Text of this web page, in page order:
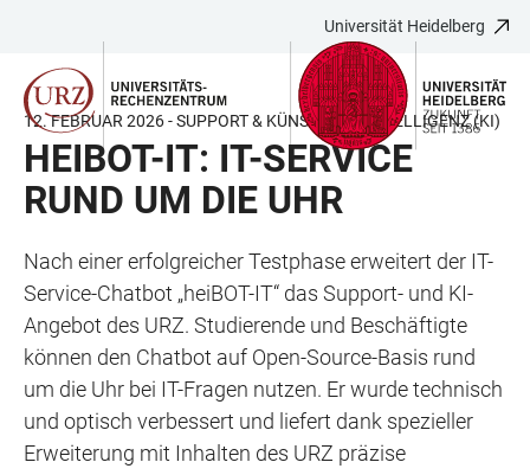
LINKS
ZUR
BARRIEREFREIHEIT
HAUPTINHALT
ÖFFNEN
ÖFFNEN
Universität Heidelberg
12. FEBRUAR 2026 - SUPPORT & KÜNSTLICHE INTELLIGENZ (KI)
HEIBOT-IT: IT-SERVICE
RUND UM DIE UHR
Nach einer erfolgreicher Testphase erweitert der IT-
Service-Chatbot „heiBOT-IT“ das Support- und KI-
Angebot des URZ. Studierende und Beschäftigte
können den Chatbot auf Open-Source-Basis rund
um die Uhr bei IT-Fragen nutzen. Er wurde technisch
und optisch verbessert und liefert dank spezieller
Erweiterung mit Inhalten des URZ präzise